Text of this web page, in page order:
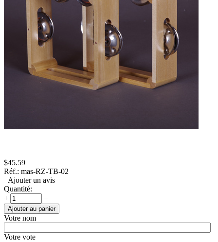
$45.59
Réf.: mas-RZ-TB-02
Ajouter un avis
Quantité:
+
−
Ajouter au panier
Votre nom
Votre vote